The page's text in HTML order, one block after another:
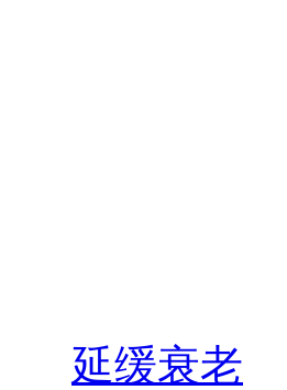
延缓衰老